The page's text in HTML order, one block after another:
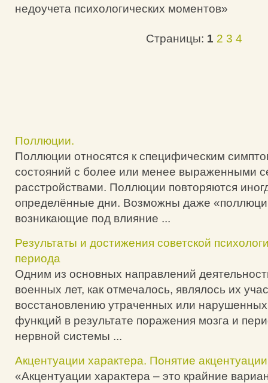
недоучета психологических моментов»
Страницы: 1 2 3 4
Поллюции.
Поллюции относятся к специфическим
состояний с более или менее выраженными
расстройствами. Поллюции повторяются
определённые дни. Возможны даже
возникающие под влияние ...
Результаты и достижения советской
периода
Одним из основных направлений
военных лет, как отмечалось, являлось их
восстановлению утраченных или нарушенных
функций в результате поражения мозга и
нервной системы ...
Акцентуации характера. Понятие акцентуации
«Акцентуации характера – это крайние